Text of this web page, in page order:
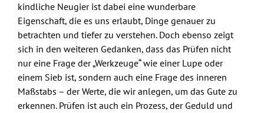
kindliche Neugier ist dabei eine wunderbare
Eigenschaft, die es uns erlaubt, Dinge genauer zu
betrachten und tiefer zu verstehen. Doch ebenso zeigt
sich in den weiteren Gedanken, dass das Prüfen nicht
nur eine Frage der „Werkzeuge“ wie einer Lupe oder
einem Sieb ist, sondern auch eine Frage des inneren
Maßstabs – der Werte, die wir anlegen, um das Gute zu
erkennen. Prüfen ist auch ein Prozess, der Geduld und